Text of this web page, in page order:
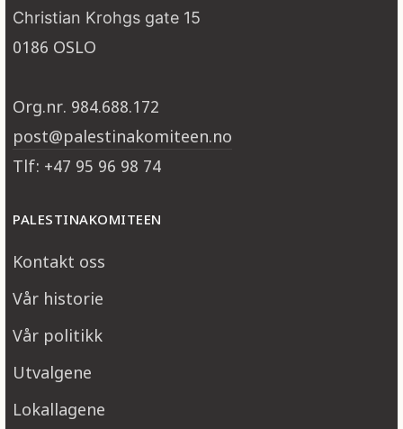
Christian Krohgs gate 15
0186 OSLO
Org.nr. 984.688.172
post@palestinakomiteen.no
Tlf: +47 95 96 98 74
PALESTINAKOMITEEN
Kontakt oss
Vår historie
Vår politikk
Utvalgene
Lokallagene